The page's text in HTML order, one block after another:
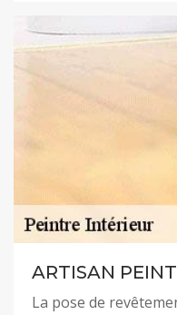
ARTISAN
La pose de